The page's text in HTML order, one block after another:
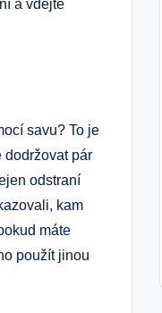
a vdejte
savu? To je
dodržovat pár
odstraní
kam
máte
použít jinou